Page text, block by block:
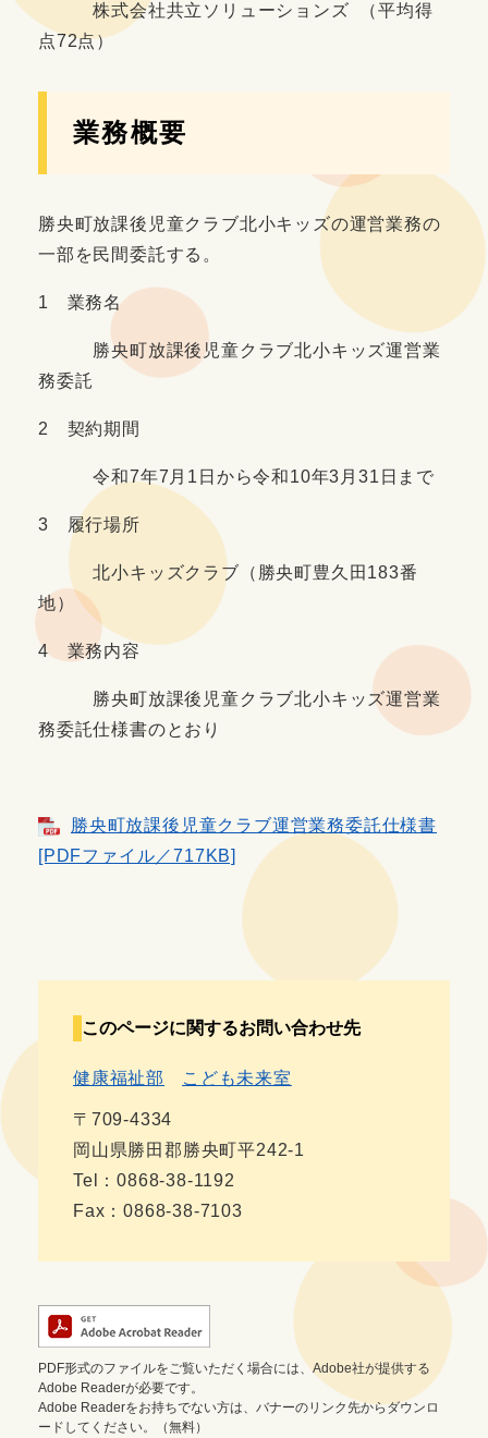
株式会社共立ソリューションズ （平均得
点72点）
業務概要
勝央町放課後児童クラブ北小キッズの運営業務の
一部を民間委託する。
1 業務名
勝央町放課後児童クラブ北小キッズ運営業
務委託
2 契約期間
令和7年7月1日から令和10年3月31日まで
3 履行場所
北小キッズクラブ（勝央町豊久田183番
地）
4 業務内容
勝央町放課後児童クラブ北小キッズ運営業
務委託仕様書のとおり
勝央町放課後児童クラブ運営業務委託仕様書
[PDFファイル／717KB]
このページに関するお問い合わせ先
健康福祉部 こども未来室
〒709-4334
岡山県勝田郡勝央町平242-1
Tel：0868-38-1192
Fax：0868-38-7103
PDF形式のファイルをご覧いただく場合には、Adobe社が提供する
Adobe Readerが必要です。
Adobe Readerをお持ちでない方は、バナーのリンク先からダウンロ
ードしてください。（無料）